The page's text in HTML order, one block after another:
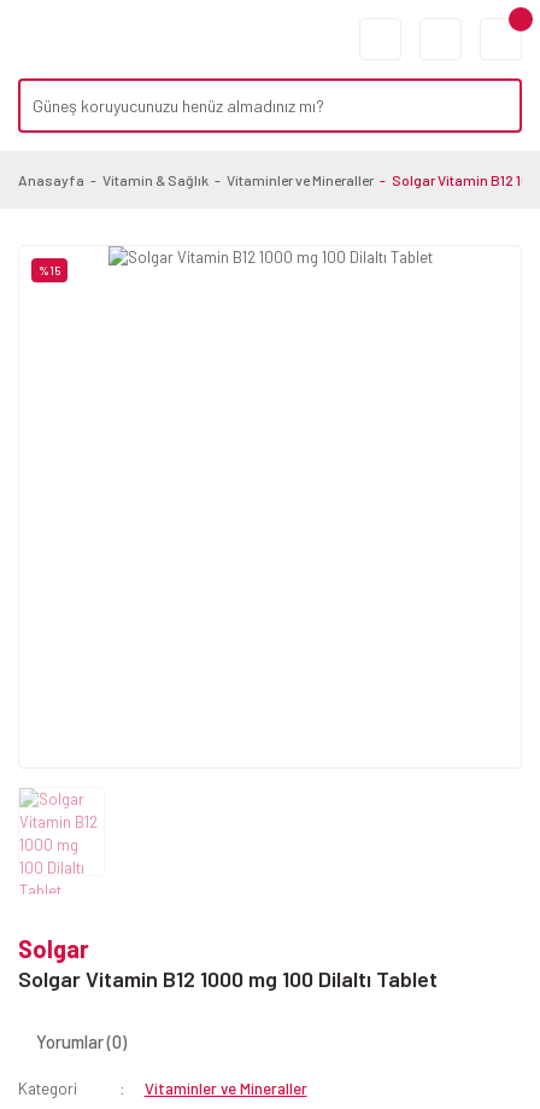
Anasayfa Vitamin & Sağlık Vitaminler ve Mineraller Solgar Vitamin B12
%15
Solgar
Solgar Vitamin B12 1000 mg 100 Dilaltı Tablet
Yorumlar (0)
Kategori
Vitaminler ve Mineraller